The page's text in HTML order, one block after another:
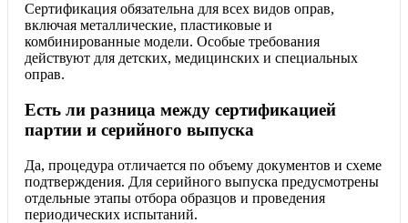
Сертификация обязательна для всех видов оправ,
включая металлические, пластиковые и
комбинированные модели. Особые требования
действуют для детских, медицинских и специальных
оправ.
Есть ли разница между сертификацией
партии и серийного выпуска
Да, процедура отличается по объему документов и схеме
подтверждения. Для серийного выпуска предусмотрены
отдельные этапы отбора образцов и проведения
периодических испытаний.